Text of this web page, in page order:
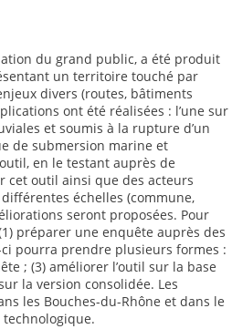
du grand public, a été produit
un territoire touché par
divers (routes, bâtiments
ont été réalisées : l’une sur
et soumis à la rupture d’un
de submersion marine et
en le testant auprès de
cet outil ainsi que des acteurs
échelles (commune,
seront proposées. Pour
préparer une enquête auprès des
pourra prendre plusieurs formes :
; (3) améliorer l’outil sur la base
la version consolidée. Les
les Bouches-du-Rhône et dans le